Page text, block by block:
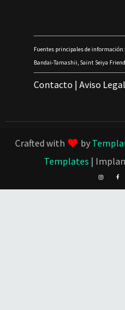
Fuentes principales de información:
Bandai-Tamashii, Saint Seiya
Contacto |Aviso Legal
Crafted with by
Templates |